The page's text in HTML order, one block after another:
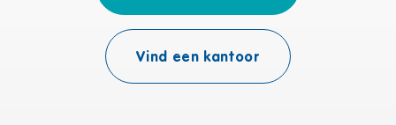
Vind een kantoor